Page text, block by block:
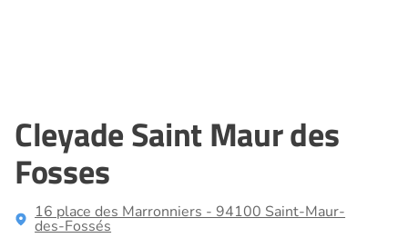
Cleyade Saint Maur des
Fosses
16 place des Marronniers - 94100 Saint-Maur-
des-Fossés